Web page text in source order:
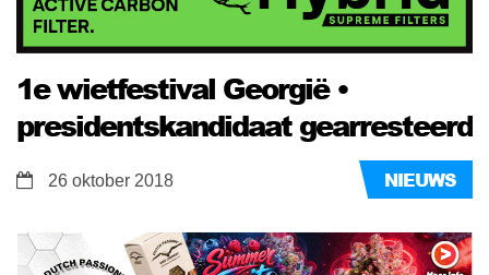
1e wietfestival Georgië •
presidentskandidaat gearresteerd
NIEUWS
26 oktober 2018